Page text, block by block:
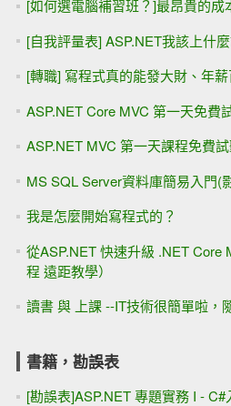
[如何選電腦補習班？]最昂貴的成
[自我評量表] ASP.NET我該上什
[轉職] 寫程式真的能發大財、年薪
ASP.NET Core MVC 第一天免費
ASP.NET MVC 第一天課程免費
MS SQL Server資料庫簡易入門(
我是怎麼開始寫程式的？
從ASP.NET 快速升級 .NET Core
程 遠距教學）
讀書 與 上課 --IT技術很簡單啦，
書籍，勘誤表
[勘誤表]ASP.NET 專題實務 I -